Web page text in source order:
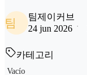
팀
팀제이커브
24 jun 2026
카테고리
Vacío